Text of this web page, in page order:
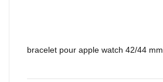
bracelet pour apple watch 42/44 mm